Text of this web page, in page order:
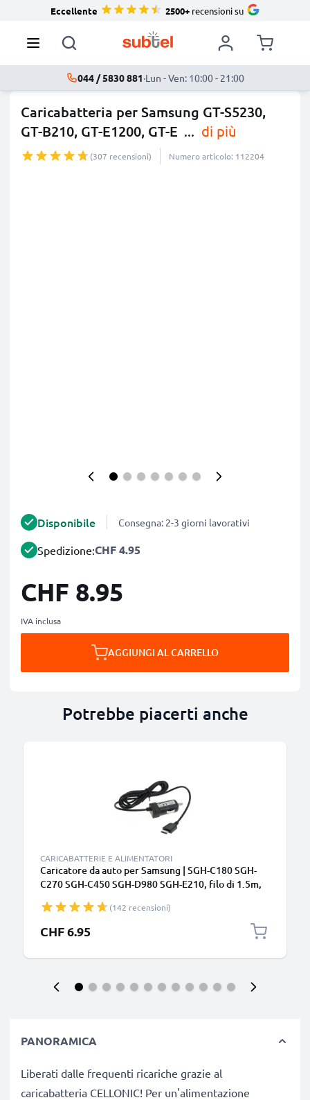
Eccellente 2500+recensioni su
044 / 5830 881·Lun - Ven: 10:00 - 21:00
Caricabatteria per Samsung GT-S5230,
GT-B210, GT-E1200, GT-E ... di più
(307 recensioni) Numero articolo: 112204
Disponibile Consegna: 2-3 giorni lavorativi
Spedizione:CHF 4.95
CHF 8.95
IVA inclusa
AGGIUNGI AL CARRELLO
Potrebbe piacerti anche
CARICABATTERIE E ALIMENTATORI
Caricatore da auto per Samsung | SGH-C180 SGH-
C270 SGH-C450 SGH-D980 SGH-E210, filo di 1.5m,
Caricabatteria potente e sicuro
(142 recensioni)
CHF 6.95
PANORAMICA
Liberati dalle frequenti ricariche grazie al
caricabatteria CELLONIC! Per un'alimentazione